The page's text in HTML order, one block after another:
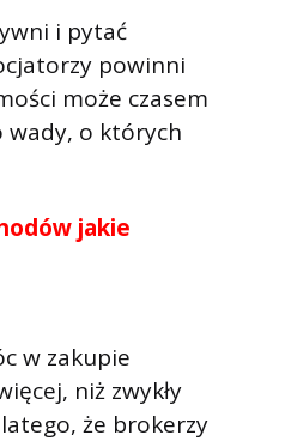
i pytać
powinni
może czasem
wady, o których
jakie
w zakupie
niż zwykły
że brokerzy